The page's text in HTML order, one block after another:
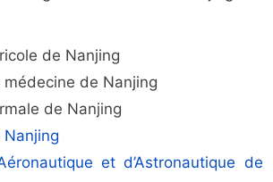
de Nanjing
de Nanjing
de Nanjing
et d’Astronautique de